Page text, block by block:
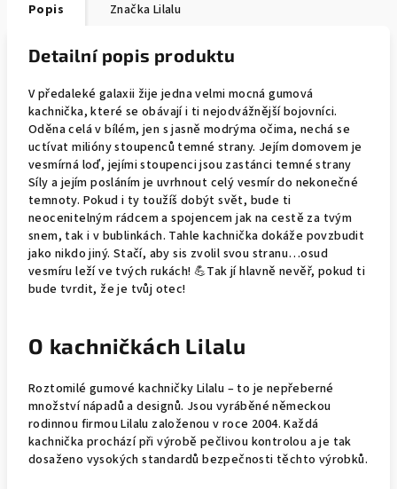
Popis Značka Lilalu
Detailní popis produktu
V předaleké galaxii žije jedna velmi mocná gumová
kachnička, které se obávají i ti nejodvážnější bojovníci.
Oděna celá v bílém, jen s jasně modrýma očima, nechá se
uctívat milióny stoupenců temné strany. Jejím domovem je
vesmírná loď, jejími stoupenci jsou zastánci temné strany
Síly a jejím posláním je uvrhnout celý vesmír do nekonečné
temnoty. Pokud i ty toužíš dobýt svět, bude ti
neocenitelným rádcem a spojencem jak na cestě za tvým
snem, tak i v bublinkách. Tahle kachnička dokáže povzbudit
jako nikdo jiný. Stačí, aby sis zvolil svou stranu…osud
vesmíru leží ve tvých rukách! 💪Tak jí hlavně nevěř, pokud ti
bude tvrdit, že je tvůj otec!
O kachničkách Lilalu
Roztomilé gumové kachničky Lilalu – to je nepřeberné
množství nápadů a designů. Jsou vyráběné německou
rodinnou firmou Lilalu založenou v roce 2004. Každá
kachnička prochází při výrobě pečlivou kontrolou a je tak
dosaženo vysokých standardů bezpečnosti těchto výrobků.